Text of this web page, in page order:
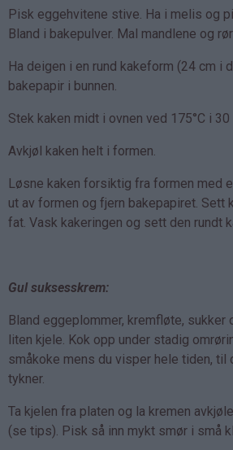
Pisk eggehvitene stive. Ha i melis og
Bland i bakepulver. Mal mandlene og
Ha deigen i en rund kakeform (24 cm i
bakepapir i bunnen.
Stek kaken midt i ovnen ved 175°C i 30
Avkjøl kaken helt i formen.
Løsne kaken forsiktig fra formen med
ut av formen og fjern bakepapiret. Sett
fat. Vask kakeringen og sett den rundt
Gul suksesskrem:
Bland eggeplommer, kremfløte, sukker
liten kjele. Kok opp under stadig
småkoke mens du visper hele tiden, til
tykner.
Ta kjelen fra platen og la kremen
(se tips). Pisk så inn mykt smør i små